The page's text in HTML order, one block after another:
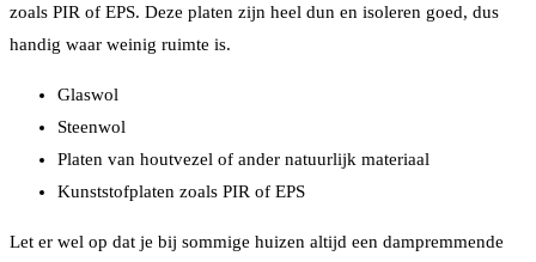
zoals PIR of EPS. Deze platen zijn heel dun en isoleren goed, dus
handig waar weinig ruimte is.
Glaswol
Steenwol
Platen van houtvezel of ander natuurlijk materiaal
Kunststofplaten zoals PIR of EPS
Let er wel op dat je bij sommige huizen altijd een dampremmende